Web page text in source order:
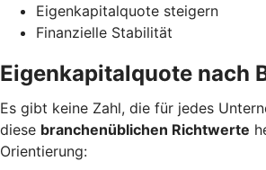
Eigenkapitalquote steigern
Finanzielle Stabilität
Eigenkapitalquote nach
Es gibt keine Zahl, die für jedes
diese branchenüblichen Richtwerte
Orientierung: